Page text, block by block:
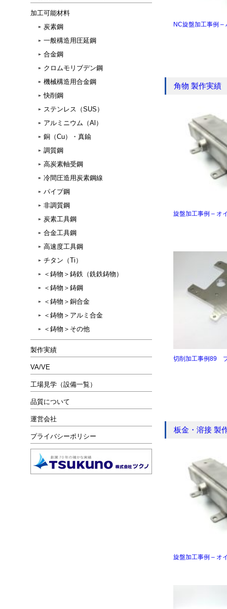
NC旋盤加工事例 –
角物 製作実績
旋盤加工事例 – オ
切削加工事例89
板金・溶接 製
旋盤加工事例 – オ
加工可能材料
炭素鋼
一般構造用圧延鋼
合金鋼
クロムモリブデン鋼
機械構造用合金鋼
快削鋼
ステンレス（SUS）
アルミニウム（Al）
銅（Cu）・真鍮
調質鋼
高炭素軸受鋼
冷間圧造用炭素鋼線
パイプ鋼
非調質鋼
炭素工具鋼
合金工具鋼
高速度工具鋼
チタン（Ti）
＜鋳物＞鋳鉄（銑鉄鋳物）
＜鋳物＞鋳鋼
＜鋳物＞銅合金
＜鋳物＞アルミ合金
＜鋳物＞その他
製作実績
VA/VE
工場見学（設備一覧）
品質について
運営会社
プライバシーポリシー